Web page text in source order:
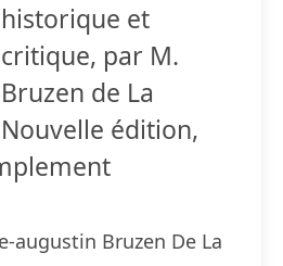
historique et
critique, par M.
Bruzen de La
édition,
augustin Bruzen De La